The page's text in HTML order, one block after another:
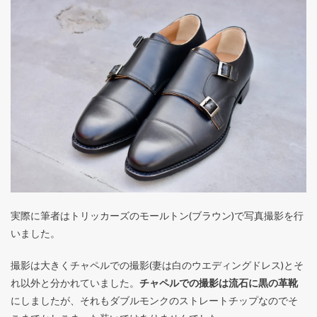
実際に筆者はトリッカーズのモールトン(ブラウン)で写真撮影を行
いました。
撮影は大きくチャペルでの撮影(妻は白のウエディングドレス)とそ
れ以外と分かれていました。 チャペルでの撮影は流石に黒の革靴
にしましたが、それもダブルモンクのストレートチップなのでそ